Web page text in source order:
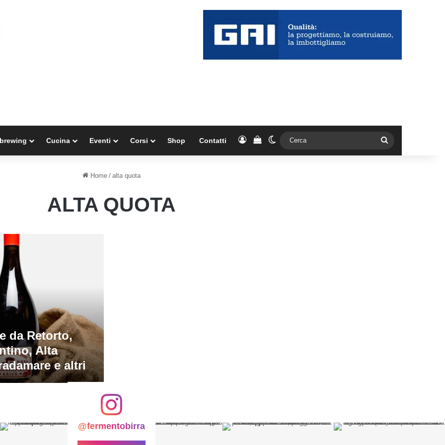
Cucina Eventi Corsi Shop Contatti AccediVedi il carrello
Cambia aspetto
Home / alta quota
ALTA QUOTA
da Retorto,
Alta
e altri
@fermentobirra